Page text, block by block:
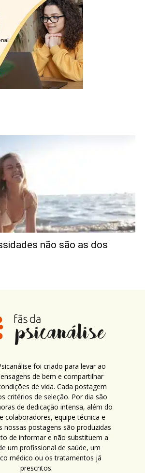
não são as dos
foi criado para levar ao
de bem e compartilhar
de vida. Cada postagem
critérios de seleção. Por dia são
de dedicação intensa, além do
colaboradores, equipe técnica e
nossas postagens são produzidas
de informar e não substituem a
um profissional de saúde, um
médico ou os tratamentos já
prescritos.